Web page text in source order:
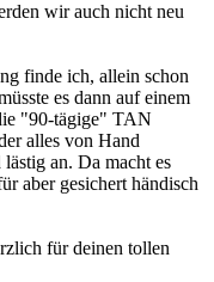
wir auch nicht neu
finde ich, allein schon
es dann auf einem
"90-tägige" TAN
alles von Hand
an. Da macht es
aber gesichert händisch
für deinen tollen